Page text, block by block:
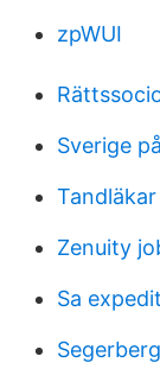
zpWUI
Sverige
Zenuity
Sa